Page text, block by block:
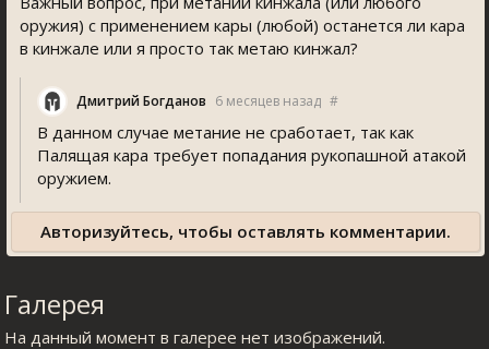
оружия) с применением кары (любой) останется ли кара
в кинжале или я просто так метаю кинжал?
Дмитрий Богданов 6 месяцев назад #
В данном случае метание не сработает, так как
Палящая кара требует попадания рукопашной атакой
оружием.
Авторизуйтесь, чтобы оставлять комментарии.
Галерея
На данный момент в галерее нет изображений.